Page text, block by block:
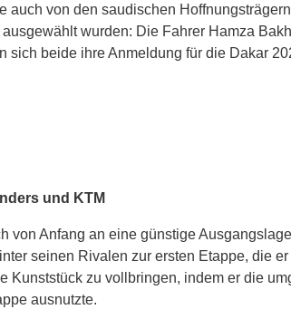
auch von den saudischen
wurden: Die Fahrer Hamza
sich beide ihre Anmeldung für die Dakar
und KTM
von Anfang an eine günstige
seinen Rivalen zur ersten Etappe, die
Kunststück zu vollbringen, indem er die
ausnutzte.